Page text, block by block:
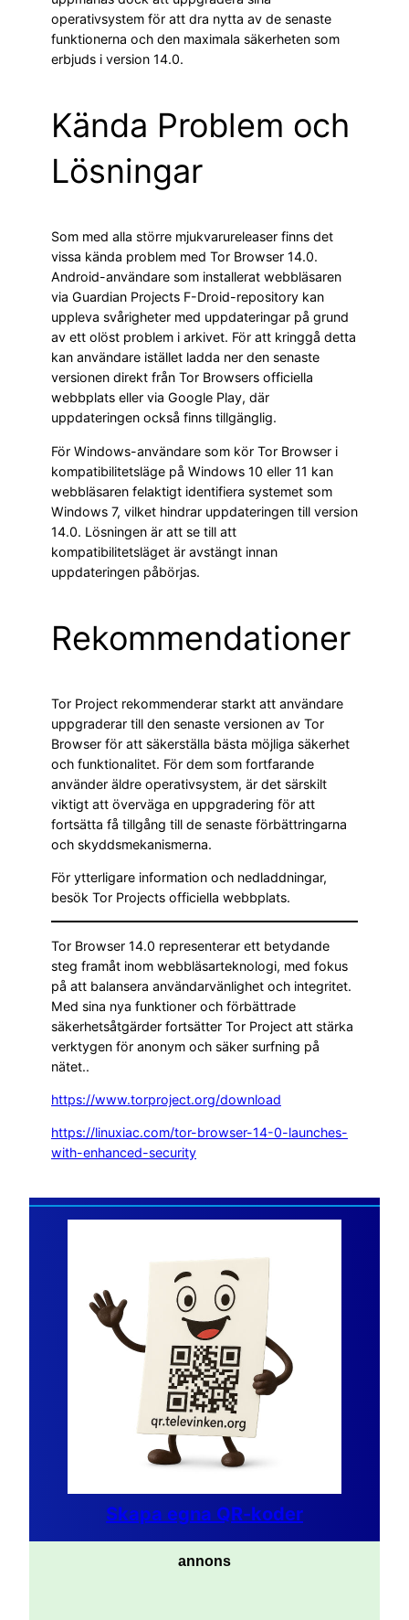
operativsystem för att dra nytta av de senaste
funktionerna och den maximala säkerheten som
erbjuds i version 14.0.
Kända Problem och
Lösningar
Som med alla större mjukvarureleaser finns det
vissa kända problem med Tor Browser 14.0.
Android-användare som installerat webbläsaren
via Guardian Projects F-Droid-repository kan
uppleva svårigheter med uppdateringar på grund
av ett olöst problem i arkivet. För att kringgå detta
kan användare istället ladda ner den senaste
versionen direkt från Tor Browsers officiella
webbplats eller via Google Play, där
uppdateringen också finns tillgänglig.
För Windows-användare som kör Tor Browser i
kompatibilitetsläge på Windows 10 eller 11 kan
webbläsaren felaktigt identifiera systemet som
Windows 7, vilket hindrar uppdateringen till version
14.0. Lösningen är att se till att
kompatibilitetsläget är avstängt innan
uppdateringen påbörjas.
Rekommendationer
Tor Project rekommenderar starkt att användare
uppgraderar till den senaste versionen av Tor
Browser för att säkerställa bästa möjliga säkerhet
och funktionalitet. För dem som fortfarande
använder äldre operativsystem, är det särskilt
viktigt att överväga en uppgradering för att
fortsätta få tillgång till de senaste förbättringarna
och skyddsmekanismerna.
För ytterligare information och nedladdningar,
besök Tor Projects officiella webbplats.
Tor Browser 14.0 representerar ett betydande
steg framåt inom webbläsarteknologi, med fokus
på att balansera användarvänlighet och integritet.
Med sina nya funktioner och förbättrade
säkerhetsåtgärder fortsätter Tor Project att stärka
verktygen för anonym och säker surfning på
nätet..
https://www.torproject.org/download
https://linuxiac.com/tor-browser-14-0-launches-
with-enhanced-security
Skapa egna QR-koder
annons